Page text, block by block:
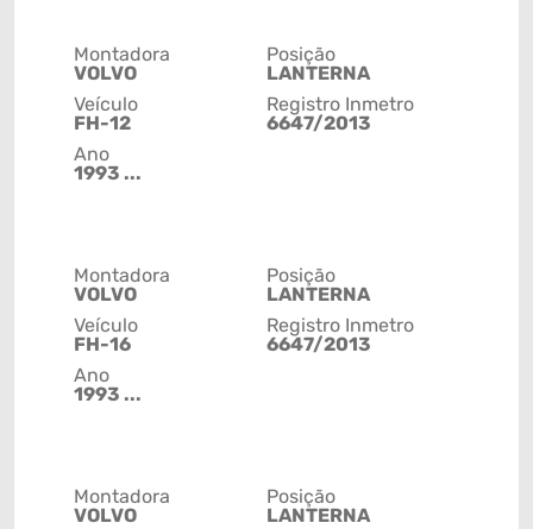
Montadora
VOLVO
Veículo
FH-12
Ano
1993 ...
Posição
LANTERNA
Registro Inmetro
6647/2013
Montadora
VOLVO
Veículo
FH-16
Ano
1993 ...
Posição
LANTERNA
Registro Inmetro
6647/2013
Montadora
VOLVO
Posição
LANTERNA